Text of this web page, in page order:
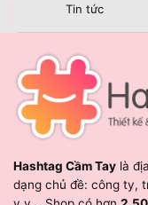
Tin tức
Hashtag Cầm Tay là
dạng chủ đề: công ty,